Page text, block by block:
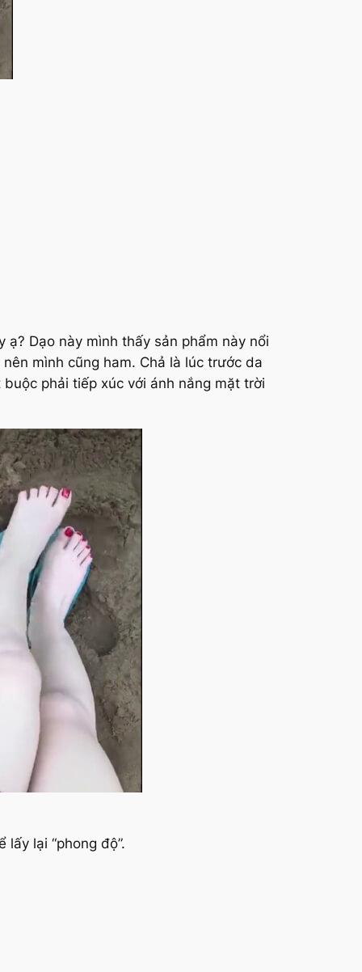
Dạo này mình thấy sản phẩm này nổi
mình cũng ham. Chả là lúc trước da
phải tiếp xúc với ánh nắng mặt trời
lấy lại “phong độ”.